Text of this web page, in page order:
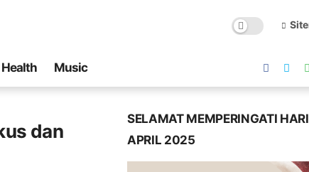
Health Music
dan
SELAMAT MEMPERINGATI
APRIL 2025